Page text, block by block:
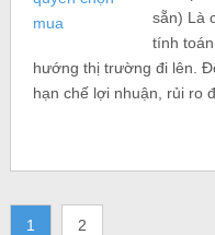
sẵn) Là
tính
hướng thị trường đi lên.
hạn chế lợi nhuận, rủi ro
1 2